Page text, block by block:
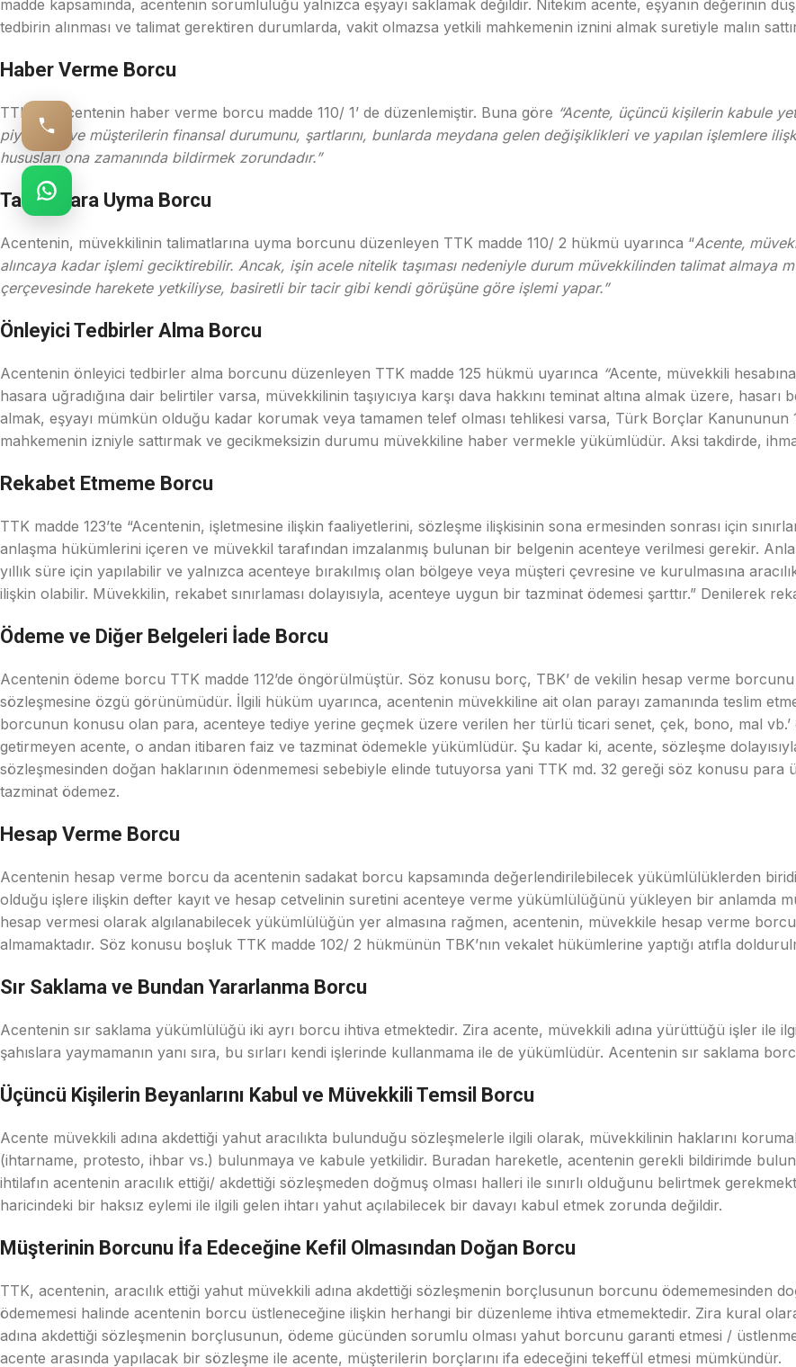
madde kapsamında, acentenin sorumluluğu yalnızca eşyayı saklamak değildir. Nitekim acente, eşyanın değerinin
tedbirin alınması ve talimat gerektiren durumlarda, vakit olmazsa yetkili mahkemenin iznini almak suretiyle malın
Haber Verme Borcu
TTK’ de acentenin haber verme borcu madde 110/ 1’ de düzenlemiştir. Buna göre “Acente, üçüncü kişilerin kabule
piyasanın ve müşterilerin finansal durumunu, şartlarını, bunlarda meydana gelen değişiklikleri ve yapılan işlemlere
hususları ona zamanında bildirmek zorundadır.”
Talimatlara Uyma Borcu
Acentenin, müvekkilinin talimatlarına uyma borcunu düzenleyen TTK madde 110/ 2 hükmü uyarınca “Acente,
alıncaya kadar işlemi geciktirebilir. Ancak, işin acele nitelik taşıması nedeniyle durum müvekkilinden talimat almaya
çerçevesinde harekete yetkiliyse, basiretli bir tacir gibi kendi görüşüne göre işlemi yapar.”
Önleyici Tedbirler Alma Borcu
Acentenin önleyici tedbirler alma borcunu düzenleyen TTK madde 125 hükmü uyarınca “Acente, müvekkili hesabına
hasara uğradığına dair belirtiler varsa, müvekkilinin taşıyıcıya karşı dava hakkını teminat altına almak üzere,
almak, eşyayı mümkün olduğu kadar korumak veya tamamen telef olması tehlikesi varsa, Türk Borçlar Kanununun
mahkemenin izniyle sattırmak ve gecikmeksizin durumu müvekkiline haber vermekle yükümlüdür. Aksi takdirde,
Rekabet Etmeme Borcu
TTK madde 123’te “Acentenin, işletmesine ilişkin faaliyetlerini, sözleşme ilişkisinin sona ermesinden sonrası için
anlaşma hükümlerini içeren ve müvekkil tarafından imzalanmış bulunan bir belgenin acenteye verilmesi gerekir.
yıllık süre için yapılabilir ve yalnızca acenteye bırakılmış olan bölgeye veya müşteri çevresine ve kurulmasına
ilişkin olabilir. Müvekkilin, rekabet sınırlaması dolayısıyla, acenteye uygun bir tazminat ödemesi şarttır.” Denilerek
Ödeme ve Diğer Belgeleri İade Borcu
Acentenin ödeme borcu TTK madde 112’de öngörülmüştür. Söz konusu borç, TBK’ de vekilin hesap verme
sözleşmesine özgü görünümüdür. İlgili hüküm uyarınca, acentenin müvekkiline ait olan parayı zamanında teslim
borcunun konusu olan para, acenteye tediye yerine geçmek üzere verilen her türlü ticari senet, çek, bono, mal
getirmeyen acente, o andan itibaren faiz ve tazminat ödemekle yükümlüdür. Şu kadar ki, acente, sözleşme
sözleşmesinden doğan haklarının ödenmemesi sebebiyle elinde tutuyorsa yani TTK md. 32 gereği söz konusu para
tazminat ödemez.
Hesap Verme Borcu
Acentenin hesap verme borcu da acentenin sadakat borcu kapsamında değerlendirilebilecek yükümlülüklerden
olduğu işlere ilişkin defter kayıt ve hesap cetvelinin suretini acenteye verme yükümlülüğünü yükleyen bir anlamda
hesap vermesi olarak algılanabilecek yükümlülüğün yer almasına rağmen, acentenin, müvekkile hesap verme
almamaktadır. Söz konusu boşluk TTK madde 102/ 2 hükmünün TBK’nın vekalet hükümlerine yaptığı atıfla
Sır Saklama ve Bundan Yararlanma Borcu
Acentenin sır saklama yükümlülüğü iki ayrı borcu ihtiva etmektedir. Zira acente, müvekkili adına yürüttüğü işler ile
şahıslara yaymamanın yanı sıra, bu sırları kendi işlerinde kullanmama ile de yükümlüdür. Acentenin sır saklama
Üçüncü Kişilerin Beyanlarını Kabul ve Müvekkili Temsil Borcu
Acente müvekkili adına akdettiği yahut aracılıkta bulunduğu sözleşmelerle ilgili olarak, müvekkilinin haklarını
(ihtarname, protesto, ihbar vs.) bulunmaya ve kabule yetkilidir. Buradan hareketle, acentenin gerekli bildirimde
ihtilafın acentenin aracılık ettiği/ akdettiği sözleşmeden doğmuş olması halleri ile sınırlı olduğunu belirtmek
haricindeki bir haksız eylemi ile ilgili gelen ihtarı yahut açılabilecek bir davayı kabul etmek zorunda değildir.
Müşterinin Borcunu İfa Edeceğine Kefil Olmasından Doğan Borcu
TTK, acentenin, aracılık ettiği yahut müvekkili adına akdettiği sözleşmenin borçlusunun borcunu ödememesinden
ödememesi halinde acentenin borcu üstleneceğine ilişkin herhangi bir düzenleme ihtiva etmemektedir. Zira kural
adına akdettiği sözleşmenin borçlusunun, ödeme gücünden sorumlu olması yahut borcunu garanti etmesi /
acente arasında yapılacak bir sözleşme ile acente, müşterilerin borçlarını ifa edeceğini tekeffül etmesi mümkündür.